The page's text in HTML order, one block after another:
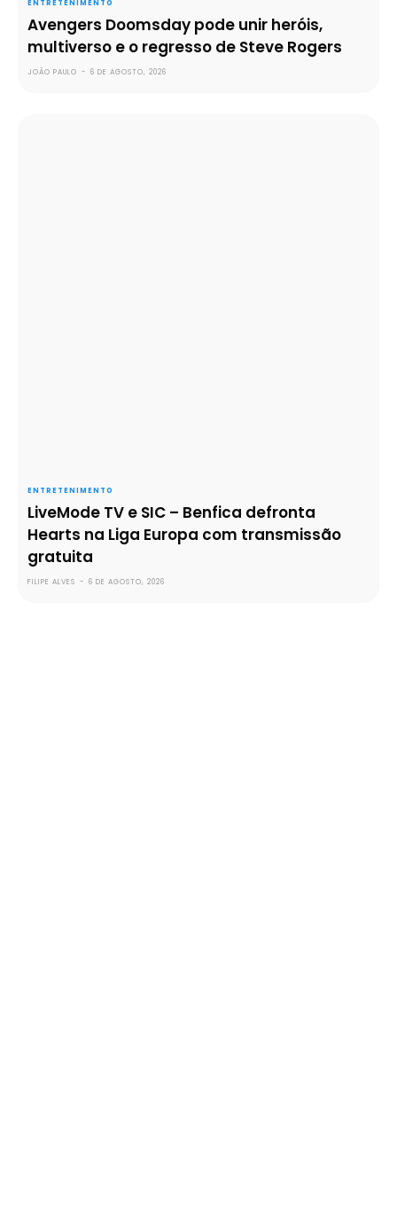
ENTRETENIMENTO
Avengers Doomsday pode unir heróis,
multiverso e o regresso de Steve Rogers
JOÃO PAULO - 6 DE AGOSTO, 2026
ENTRETENIMENTO
LiveMode TV e SIC – Benfica defronta
Hearts na Liga Europa com transmissão
gratuita
FILIPE ALVES - 6 DE AGOSTO, 2026